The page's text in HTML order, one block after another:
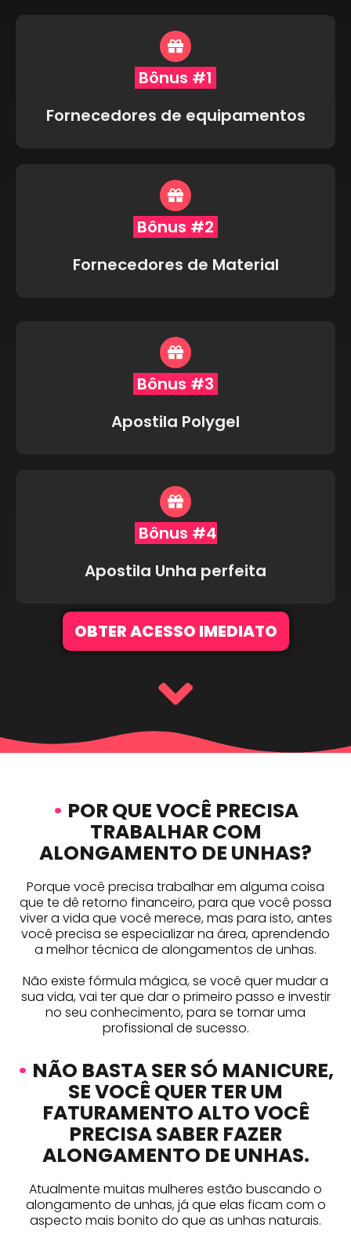
Bônus #1
Fornecedores de equipamentos
Bônus #2
Fornecedores de Material
Bônus #3
Apostila Polygel
Bônus #4
Apostila Unha perfeita
OBTER ACESSO IMEDIATO
• POR QUE VOCÊ PRECISA
TRABALHAR COM
ALONGAMENTO DE UNHAS?
Porque você precisa trabalhar em alguma coisa
que te dê retorno financeiro, para que você possa
viver a vida que você merece, mas para isto, antes
você precisa se especializar na área, aprendendo
a melhor técnica de alongamentos de unhas.
Não existe fórmula mágica, se você quer mudar a
sua vida, vai ter que dar o primeiro passo e investir
no seu conhecimento, para se tornar uma
profissional de sucesso.
• NÃO BASTA SER SÓ MANICURE,
SE VOCÊ QUER TER UM
FATURAMENTO ALTO VOCÊ
PRECISA SABER FAZER
ALONGAMENTO DE UNHAS.
Atualmente muitas mulheres estão buscando o
alongamento de unhas, já que elas ficam com o
aspecto mais bonito do que as unhas naturais.